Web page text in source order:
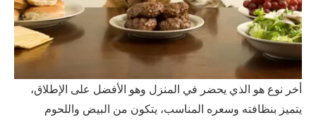
أخر نوع هو الذي يحضر في المنزل وهو الأفضل على الإطلاق،
يتميز بنظافته وسعره المناسب، يتكون من البيض واللحوم